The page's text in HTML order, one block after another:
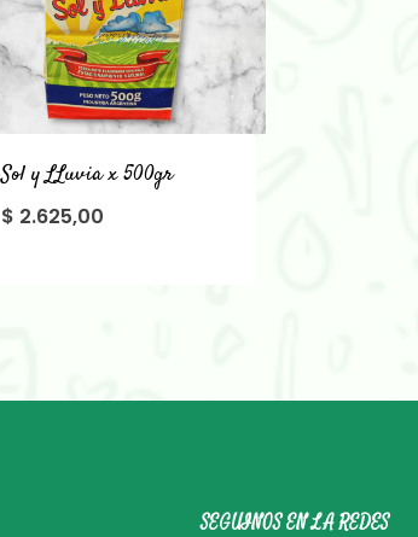
Sol y LLuvia x 500gr
$ 2.625,00
SEGUINOS EN LA REDES